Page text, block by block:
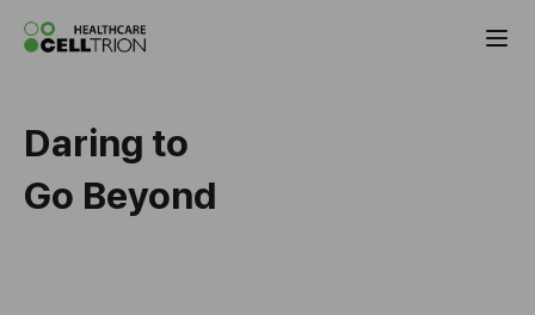
Celltrion the Global Pharmaceutical
Daring to
Go Beyond